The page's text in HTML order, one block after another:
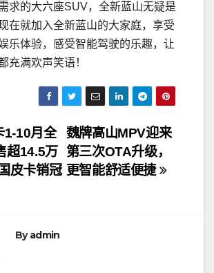
求的大六座SUV，全新蓝山无疑是
在就加入全新蓝山的大家庭，享受
乐体验，感受智能驾驶的乐趣，让
充满欢声笑语！
魏牌高山MPV迎来
第三次OTA升级，
更智能舒适便捷
10月全
超14.5万
皮卡销冠
Byadmin